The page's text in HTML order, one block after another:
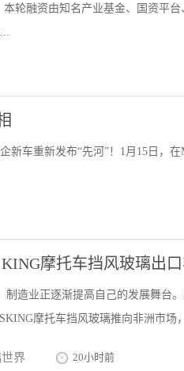
轮融资由知名产业基金、国资平
新车重新发布“先河”！1月15日，
摩托车挡风玻璃出
制造业正逐渐提高自己的发展舞台
摩托车挡风玻璃推向非洲市场
界 20小时前